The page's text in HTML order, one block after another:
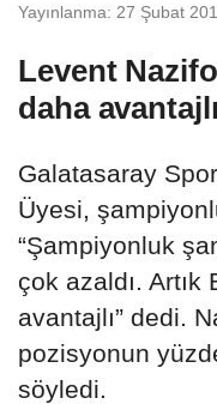
Yayınlanma: 27 Şubat
Levent
daha
Galatasaray
Üyesi,
“Şampiyonluk
çok azaldı.
avantajlı” dedi.
pozisyonun
söyledi.